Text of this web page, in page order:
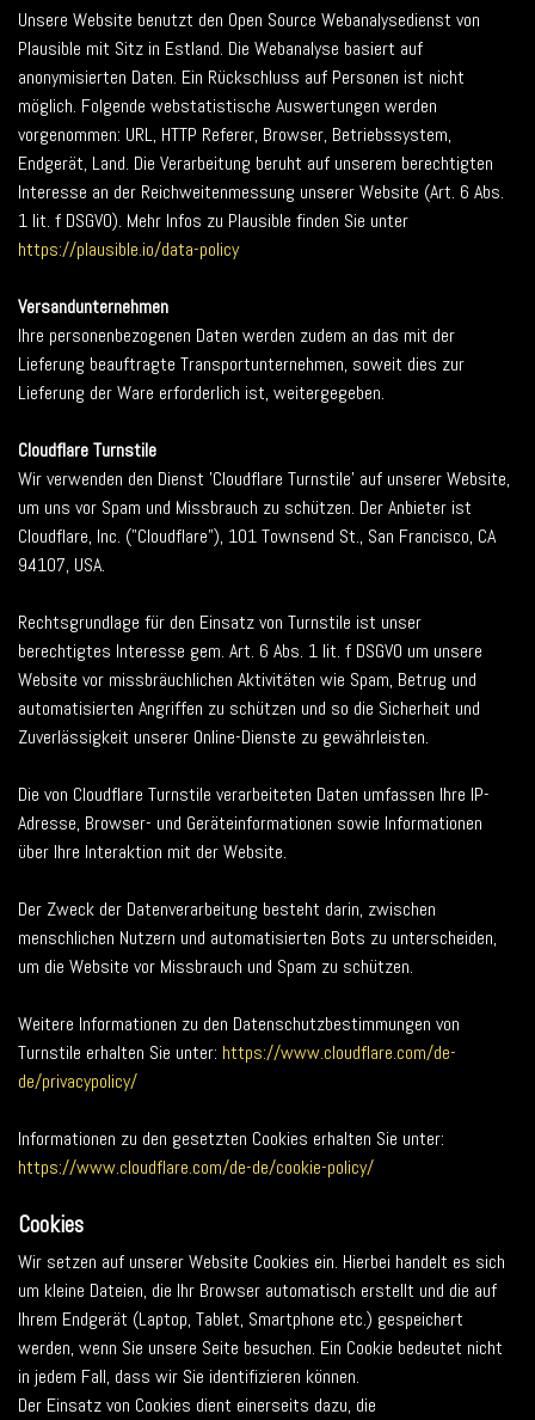
Unsere Website benutzt den Open Source Webanalysedienst von
Plausible mit Sitz in Estland. Die Webanalyse basiert auf
anonymisierten Daten. Ein Rückschluss auf Personen ist nicht
möglich. Folgende webstatistische Auswertungen werden
vorgenommen: URL, HTTP Referer, Browser, Betriebssystem,
Endgerät, Land. Die Verarbeitung beruht auf unserem berechtigten
Interesse an der Reichweitenmessung unserer Website (Art. 6 Abs.
1 lit. f DSGVO). Mehr Infos zu Plausible finden Sie unter
https://plausible.io/data-policy
Versandunternehmen
Ihre personenbezogenen Daten werden zudem an das mit der
Lieferung beauftragte Transportunternehmen, soweit dies zur
Lieferung der Ware erforderlich ist, weitergegeben.
Cloudflare Turnstile
Wir verwenden den Dienst 'Cloudflare Turnstile' auf unserer Website,
um uns vor Spam und Missbrauch zu schützen. Der Anbieter ist
Cloudflare, Inc. ("Cloudflare"), 101 Townsend St., San Francisco, CA
94107, USA.
Rechtsgrundlage für den Einsatz von Turnstile ist unser
berechtigtes Interesse gem. Art. 6 Abs. 1 lit. f DSGVO um unsere
Website vor missbräuchlichen Aktivitäten wie Spam, Betrug und
automatisierten Angriffen zu schützen und so die Sicherheit und
Zuverlässigkeit unserer Online-Dienste zu gewährleisten.
Die von Cloudflare Turnstile verarbeiteten Daten umfassen Ihre IP-
Adresse, Browser- und Geräteinformationen sowie Informationen
über Ihre Interaktion mit der Website.
Der Zweck der Datenverarbeitung besteht darin, zwischen
menschlichen Nutzern und automatisierten Bots zu unterscheiden,
um die Website vor Missbrauch und Spam zu schützen.
Weitere Informationen zu den Datenschutzbestimmungen von
Turnstile erhalten Sie unter: https://www.cloudflare.com/de-
de/privacypolicy/
Informationen zu den gesetzten Cookies erhalten Sie unter:
https://www.cloudflare.com/de-de/cookie-policy/
Cookies
Wir setzen auf unserer Website Cookies ein. Hierbei handelt es sich
um kleine Dateien, die Ihr Browser automatisch erstellt und die auf
Ihrem Endgerät (Laptop, Tablet, Smartphone etc.) gespeichert
werden, wenn Sie unsere Seite besuchen. Ein Cookie bedeutet nicht
in jedem Fall, dass wir Sie identifizieren können.
Der Einsatz von Cookies dient einerseits dazu, die